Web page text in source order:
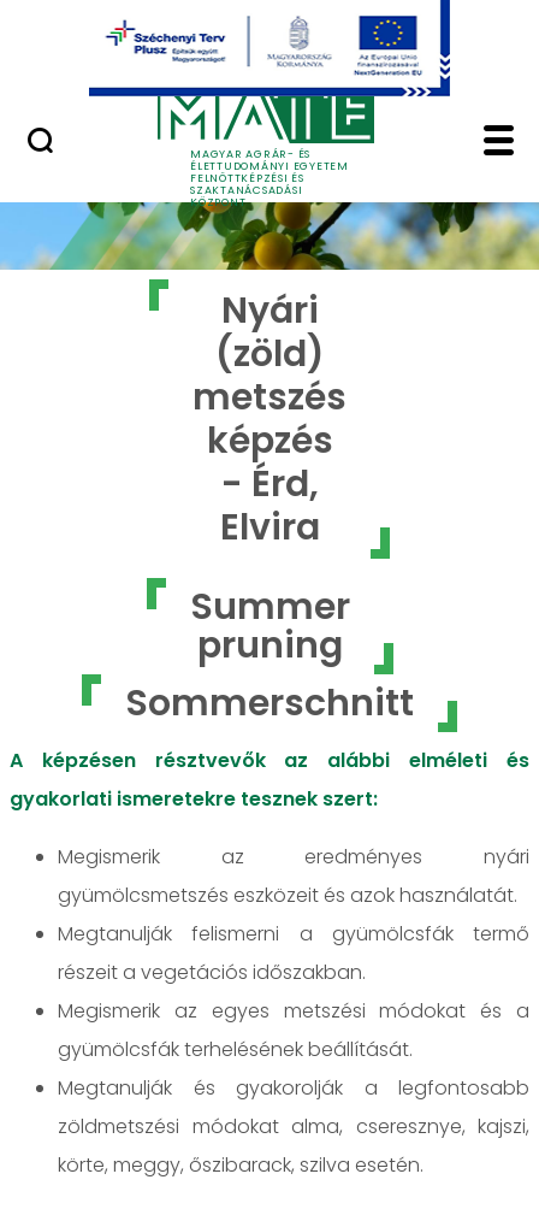
Ugrás a fő tartalomhoz
MAGYAR AGRÁR- ÉS
ÉLETTUDOMÁNYI EGYETEM
FELNŐTTKÉPZÉSI ÉS
SZAKTANÁCSADÁSI
KÖZPONT
Nyári (zöld) metszés
Nyári
(zöld)
metszés
képzés
- Érd,
Elvira
Summer
pruning
Sommerschnitt
A képzésen résztvevők az alábbi elméleti és
gyakorlati ismeretekre tesznek szert:
Megismerik az eredményes nyári
gyümölcsmetszés eszközeit és azok használatát.
Megtanulják felismerni a gyümölcsfák termő
részeit a vegetációs időszakban.
Megismerik az egyes metszési módokat és a
gyümölcsfák terhelésének beállítását.
Megtanulják és gyakorolják a legfontosabb
zöldmetszési módokat alma, cseresznye, kajszi,
körte, meggy, őszibarack, szilva esetén.